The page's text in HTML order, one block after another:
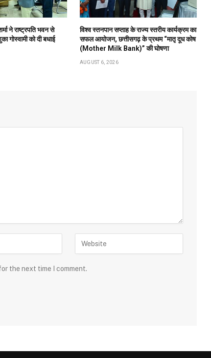
ने राष्ट्रपति भवन से
गोस्वामी को दी बधाई
विश्व स्तनपान सप्ताह के राज्य स्तरीय कार्यक्रम का
सफल आयोजन, छत्तीसगढ़ के प्रथम “मातृ दूध कोष
(Mother Milk Bank)” की घोषणा
AUGUST 6, 2026
the next time I comment.